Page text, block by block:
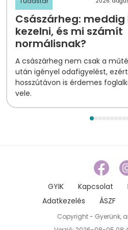
Császárheg: meddig
kezelni, és mi számít
normálisnak?
A császárheg nem csak a
után igényel odafigyelést, ezért
hosszútávon is érdemes
vele.
GYIK Kapcsolat
Adatkezelés
ÁSZF
Copyright - Gyerünk,